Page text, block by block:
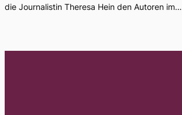
die Journalistin Theresa Hein den Autoren im…